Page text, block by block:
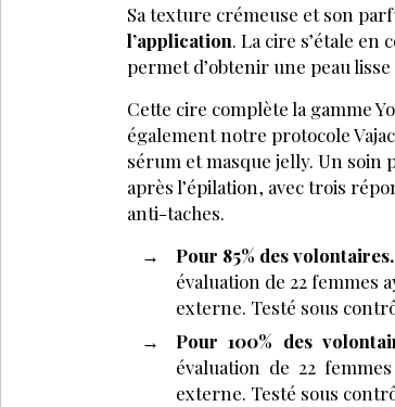
Sa texture crémeuse et son
l’application. La cire s’étale en
permet d’obtenir une peau lisse
Cette cire complète la gamme
également notre protocole
sérum et masque jelly. Un
après l’épilation, avec trois
anti-taches.
Pour 85% des volontaires.
évaluation de 22 femmes
externe. Testé sous
Pour 100% des
évaluation de 22
externe. Testé sous